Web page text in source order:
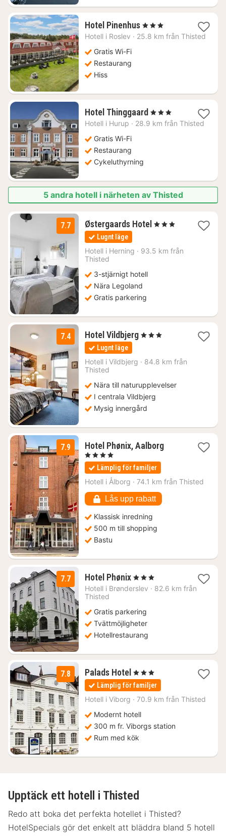
Hotel Pinenhus1
natt
, 3 Stjärnor
Hotell i Roslev · 25.8 km från Thisted
Gratis Wi-Fi
Restaurang
Hiss
Hotel Thinggaard 1
natt
, 3 Stjärnor
Hotell i Hurup · 28.9 km från Thisted
Gratis Wi-Fi
Restaurang
Cykeluthyrning
5 andra hotell i närheten av Thisted
7.7 Østergaards Hotel 2
1239
, 3 Stjärnor
Lugnt läge
Hotell i Herning · 93.5 km från
Thisted
3-stjärnigt hotell
Nära Legoland
Gratis parkering
7.4 Hotel Vildbjerg1
1340
, 3 Stjärnor
Lugnt läge
Hotell i Vildbjerg · 84.8 km från
Thisted
Nära till naturupplevelser
I centrala Vildbjerg
Mysig innergård
7.9 Hotel Phønix, Aalborg1
kr.
, 4 Stjärnor
Lämplig för familjer
Hotell i Ålborg · 74.1 km från Thisted
Lås upp rabatt
Klassisk inredning
500 m till shopping
Bastu
7.7 Hotel Phønix1
natt
kr.
, 3 Stjärnor
Hotell i Brønderslev · 82.6 km från
Thisted
Gratis parkering
Tvättmöjligheter
Hotellrestaurang
7.8 Palads Hotel 1
natt
från
1299
, 3 Stjärnor
Lämplig för familjer
Hotell i Viborg · 70.9 km från Thisted
Modernt hotell
300 m fr. Viborgs station
Rum med kök
Upptäck ett hotell i Thisted
Redo att boka det perfekta hotellet i Thisted?
HotelSpecials gör det enkelt att bläddra bland 5 hotell